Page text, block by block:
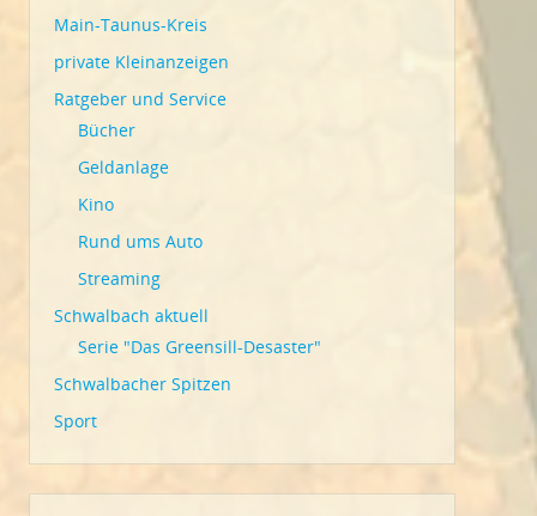
Main-Taunus-Kreis
private Kleinanzeigen
Ratgeber und Service
Bücher
Geldanlage
Kino
Rund ums Auto
Streaming
Schwalbach aktuell
Serie "Das Greensill-Desaster"
Schwalbacher Spitzen
Sport